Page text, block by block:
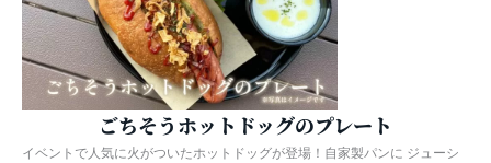
ごちそうホットドッグのプレート
イベントで人気に火がついたホットドッグが登場！自家製パンに ジューシ